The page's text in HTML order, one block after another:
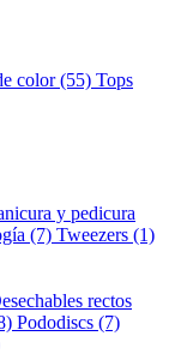
color (55) Tops
y pedicura
(7) Tweezers (1)
rectos
Pododiscs (7)